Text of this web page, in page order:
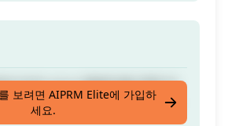
비즈니스나 캠페인을 위한 마
지 질문으로 손쉽게 작성해보세
보려면 AIPRM Elite에 가입하
세요.